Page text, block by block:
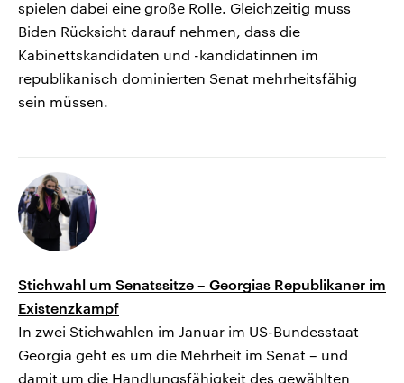
spielen dabei eine große Rolle. Gleichzeitig muss
Biden Rücksicht darauf nehmen, dass die
Kabinettskandidaten und -kandidatinnen im
republikanisch dominierten Senat mehrheitsfähig
sein müssen.
Stichwahl um Senatssitze – Georgias Republikaner im
Existenzkampf
In zwei Stichwahlen im Januar im US-Bundesstaat
Georgia geht es um die Mehrheit im Senat – und
damit um die Handlungsfähigkeit des gewählten